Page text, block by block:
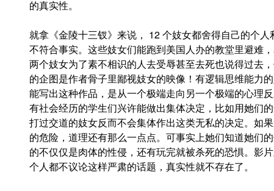
的真实性。
就拿《金陵十三钗》来说， 12 个妓女都舍得自己的个
不符合事实。这些妓女们能跑到美国人办的教堂里避难
两个妓女为了素不相识的人去受辱甚至去死也说得过去
的企图是作者骨子里鄙视妓女的映像！有逻辑思维能力
能写出这种作品，是从一个极端走向另一个极端的心理
有社会经历的学生们兴许能做出集体决定，比如用她们
打过交道的妓女反而不会集体作出这类无私的决定。如
的危险，道理还有那么一点点。可事实上她们知道她们
的不仅仅是肉体的性侵，还有玩完就被杀死的恐惧。影
个人都不议论这样严肃的话题，真实性就不存在了。